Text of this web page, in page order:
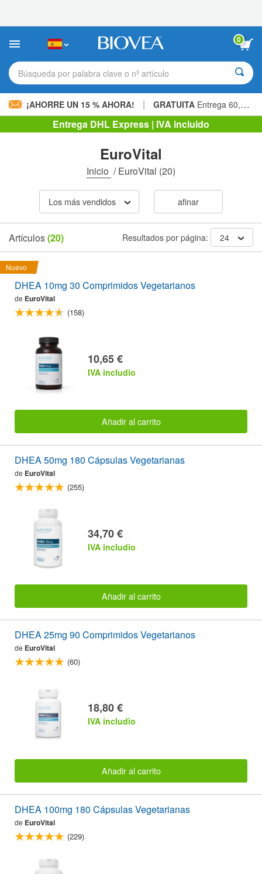
sitio
incluye
sistema
de
0
Búsqueda por palabra clave o nº artículo
¡AHORRE UN 15 % AHORA! | GRATUITA Entrega 60,00 € »
Entrega DHL Express | IVA incluido
EuroVital
Inicio /EuroVital (20)
Los más vendidos afinar
Artículos(20) Resultados por página: 24
Nuevo
DHEA 10mg 30 Comprimidos Vegetarianos
de EuroVital
(158)
10,65 €
IVA includio
Añadir al carrito
DHEA 50mg 180 Cápsulas Vegetarianas
de EuroVital
(255)
34,70 €
IVA includio
Añadir al carrito
DHEA 25mg 90 Comprimidos Vegetarianos
de EuroVital
(60)
18,80 €
IVA includio
Añadir al carrito
DHEA 100mg 180 Cápsulas Vegetarianas
de EuroVital
(229)